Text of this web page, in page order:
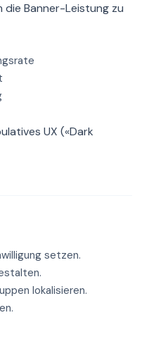
die Banner-Leistung zu
UX («Dark
setzen.
lokalisieren.